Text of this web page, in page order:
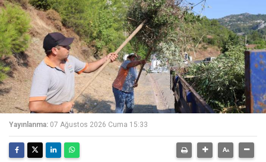
Yayınlanma: 07 Ağustos 2026 Cuma 15:33